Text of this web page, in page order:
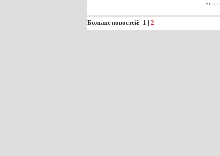
Больше новостей: 1 | 2